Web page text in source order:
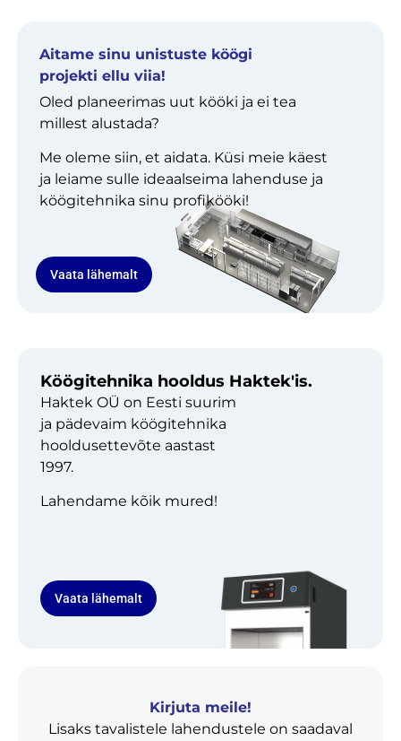
Aitame sinu unistuste köögi
projekti ellu viia!
Oled planeerimas uut kööki ja ei tea
millest alustada?
Me oleme siin, et aidata. Küsi meie käest
ja leiame sulle ideaalseima lahenduse ja
köögitehnika sinu profikööki!
Vaata lähemalt
Köögitehnika hooldus Haktek'is.
Haktek OÜ on Eesti suurim
ja pädevaim köögitehnika
hooldusettevõte aastast
1997.
Lahendame kõik mured!
Vaata lähemalt
Kirjuta meile!
Lisaks tavalistele lahendustele on saadaval